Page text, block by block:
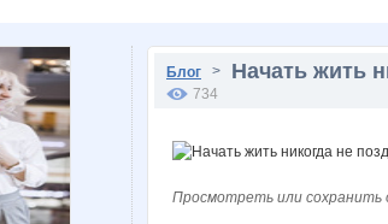
Блог > Начать жить
734
Просмотреть или сохранить